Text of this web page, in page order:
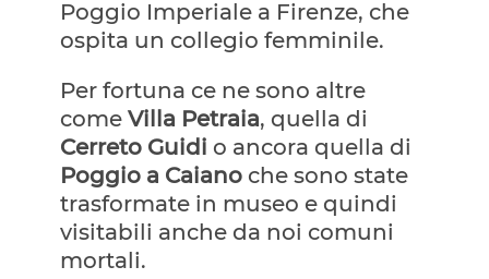
Poggio Imperiale a Firenze, che
ospita un collegio femminile.
Per fortuna ce ne sono altre
come Villa Petraia, quella di
Cerreto Guidi o ancora quella di
Poggio a Caianoche sono state
trasformate in museo e quindi
visitabili anche da noi comuni
mortali.